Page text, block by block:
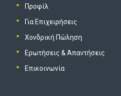
Προφίλ
Για Επιχειρήσεις
Χονδρική Πώληση
Ερωτήσεις & Απαντήσεις
Επικοινωνία